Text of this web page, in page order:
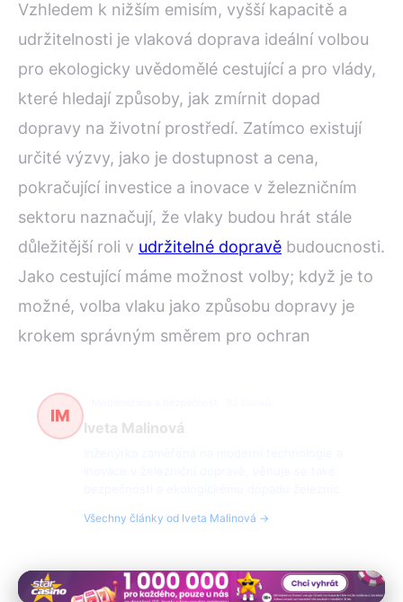
Vzhledem k nižším emisím, vyšší kapacitě a
udržitelnosti je vlaková doprava ideální volbou
pro ekologicky uvědomělé cestující a pro vlády,
které hledají způsoby, jak zmírnit dopad
dopravy na životní prostředí. Zatímco existují
určité výzvy, jako je dostupnost a cena,
pokračující investice a inovace v železničním
sektoru naznačují, že vlaky budou hrát stále
důležitější roli v udržitelné dopravě budoucnosti.
Jako cestující máme možnost volby; když je to
možné, volba vlaku jako způsobu dopravy je
krokem správným směrem pro ochran
IM
Iveta Malinová
Všechny články od Iveta Malinová →